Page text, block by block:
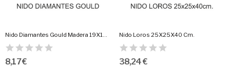
Nido Diamantes Gould Madera 19X15X15 Cm.
8,17 €
Nido Loros 25X25X40 Cm.
38,24 €